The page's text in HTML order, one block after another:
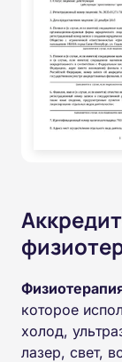
которое
холод,
лазер, свет,